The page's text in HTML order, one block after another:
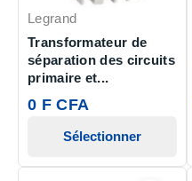
Legrand
Transformateur de
séparation des circuits
primaire et...
0 F CFA
Sélectionner